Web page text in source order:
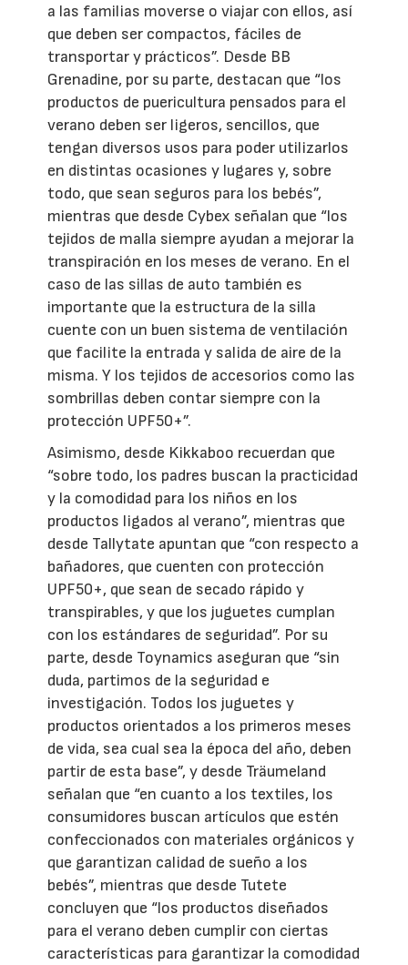
a las familias moverse o viajar con ellos, así
que deben ser compactos, fáciles de
transportar y prácticos”. Desde BB
Grenadine, por su parte, destacan que “los
productos de puericultura pensados para el
verano deben ser ligeros, sencillos, que
tengan diversos usos para poder utilizarlos
en distintas ocasiones y lugares y, sobre
todo, que sean seguros para los bebés”,
mientras que desde Cybex señalan que “los
tejidos de malla siempre ayudan a mejorar la
transpiración en los meses de verano. En el
caso de las sillas de auto también es
importante que la estructura de la silla
cuente con un buen sistema de ventilación
que facilite la entrada y salida de aire de la
misma. Y los tejidos de accesorios como las
sombrillas deben contar siempre con la
protección UPF50+”.
Asimismo, desde Kikkaboo recuerdan que
“sobre todo, los padres buscan la practicidad
y la comodidad para los niños en los
productos ligados al verano”, mientras que
desde Tallytate apuntan que “con respecto a
bañadores, que cuenten con protección
UPF50+, que sean de secado rápido y
transpirables, y que los juguetes cumplan
con los estándares de seguridad”. Por su
parte, desde Toynamics aseguran que “sin
duda, partimos de la seguridad e
investigación. Todos los juguetes y
productos orientados a los primeros meses
de vida, sea cual sea la época del año, deben
partir de esta base”, y desde Träumeland
señalan que “en cuanto a los textiles, los
consumidores buscan artículos que estén
confeccionados con materiales orgánicos y
que garantizan calidad de sueño a los
bebés”, mientras que desde Tutete
concluyen que “los productos diseñados
para el verano deben cumplir con ciertas
características para garantizar la comodidad